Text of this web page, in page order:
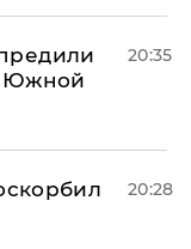
Южной
20:35
20:28